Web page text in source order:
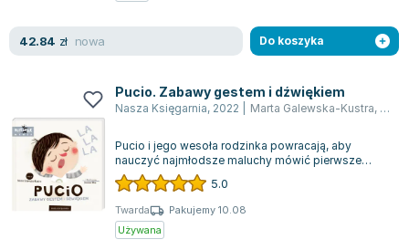
Michel Moran
Jo Nesbo
Katarzyna Miller
Antoine de Saint Exupery
Lew Tołstoj
Mark Twain
42.84 zł nowa Do koszyka
Pucio. Zabawy gestem i dźwiękiem
Nasza Księgarnia, 2022 Marta Galewska-Kustra,
Pucio i jego wesoła rodzinka powracają, aby
nauczyć najmłodsze maluchy mówić pierwsze
słowa! Dwa przedszkolaki: Pucio i Misia, mal...
5.0
Twarda
Pakujemy 10.08
Używana